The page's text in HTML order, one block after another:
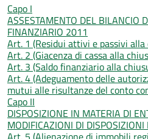
Capo I
ASSESTAMENTO DEL BILANCIO
FINANZIARIO 2011
Art. 1 (Residui attivi e passivi
Art. 2 (Giacenza di cassa alla
Art. 3 (Saldo finanziario alla
Art. 4 (Adeguamento delle
mutui alle risultanze del conto
Capo II
DISPOSIZIONE IN MATERIA DI
MODIFICAZIONI DI DISPOSIZIONI